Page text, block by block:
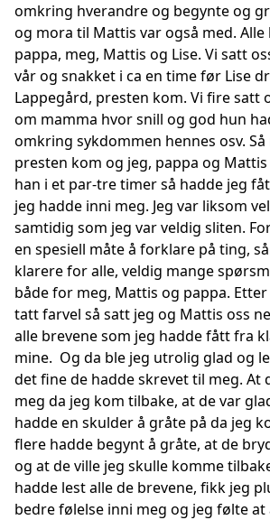
omkring hverandre og begynte og
og mora til Mattis var også med.
pappa, meg, Mattis og Lise. Vi satt
vår og snakket i ca en time før Lise
Lappegård, presten kom. Vi fire satt
om mamma hvor snill og god hun
omkring sykdommen hennes osv.
presten kom og jeg, pappa og
han i et par-tre timer så hadde jeg
jeg hadde inni meg. Jeg var liksom
samtidig som jeg var veldig sliten.
en spesiell måte å forklare på ting,
klarere for alle, veldig mange
både for meg, Mattis og pappa.
tatt farvel så satt jeg og Mattis oss
alle brevene som jeg hadde fått fra
mine. Og da ble jeg utrolig glad og
det fine de hadde skrevet til meg. At
meg da jeg kom tilbake, at de var
hadde en skulder å gråte på da jeg
flere hadde begynt å gråte, at de
og at de ville jeg skulle komme
hadde lest alle de brevene, fikk jeg
bedre følelse inni meg og jeg følte